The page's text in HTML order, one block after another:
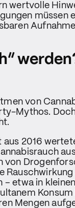
wertvolle
müssen
von
Mythos.
2016
von
etwa in
Mengen